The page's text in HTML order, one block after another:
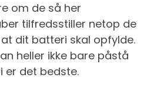
om de så her
tilfredsstiller netop de
dit batteri skal opfylde.
heller ikke bare påstå
det bedste.